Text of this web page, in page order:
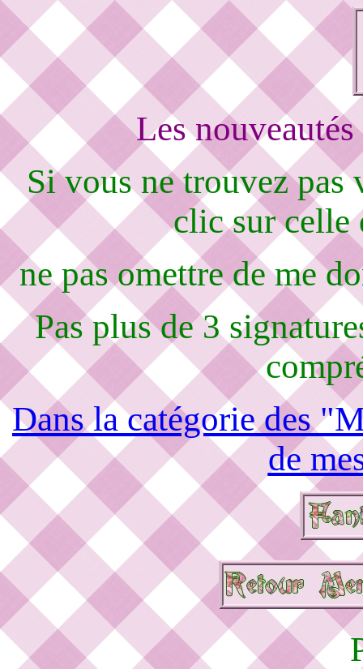
Les
Si vous ne trouvez pas
clic sur celle
ne pas omettre de me
Pas plus de 3
Dans la catégorie des
de